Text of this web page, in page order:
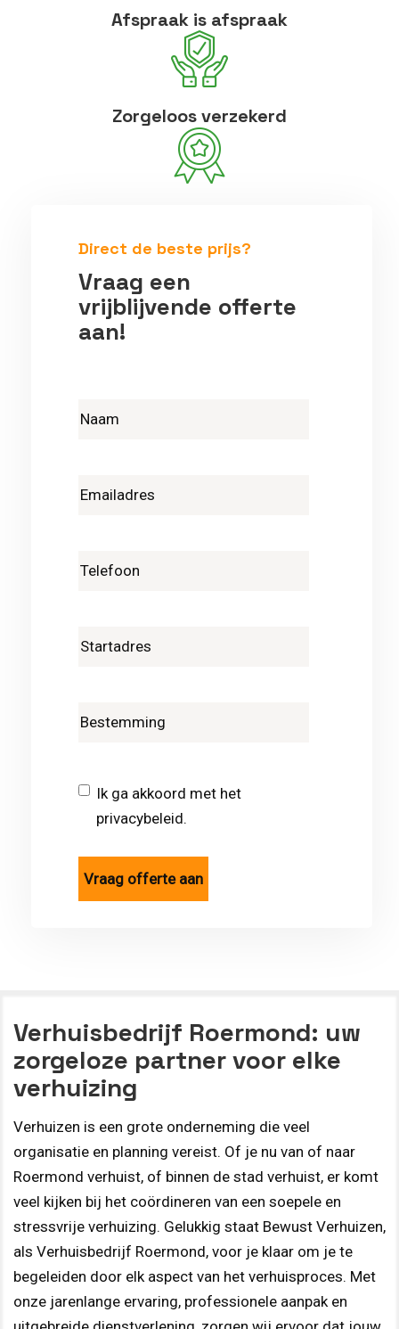
Afspraak is afspraak
Zorgeloos verzekerd
Direct de beste prijs?
Vraag een
vrijblijvende offerte
aan!
Ik ga akkoord met het
privacybeleid.
Verhuisbedrijf Roermond: uw
zorgeloze partner voor elke
verhuizing
Verhuizen is een grote onderneming die veel
organisatie en planning vereist. Of je nu van of naar
Roermond verhuist, of binnen de stad verhuist, er komt
veel kijken bij het coördineren van een soepele en
stressvrije verhuizing. Gelukkig staat Bewust Verhuizen,
als Verhuisbedrijf Roermond, voor je klaar om je te
begeleiden door elk aspect van het verhuisproces. Met
onze jarenlange ervaring, professionele aanpak en